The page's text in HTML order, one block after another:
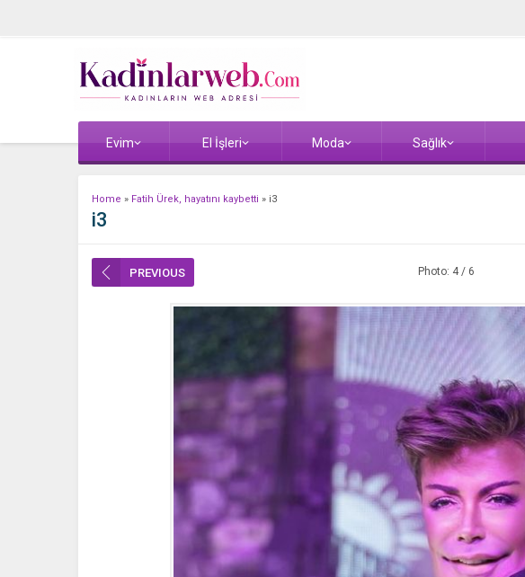
Evim El İşleri Moda Sağlık
Home » Fatih Ürek, hayatını kaybetti » i3
i3
PREVIOUS Photo: 4 / 6